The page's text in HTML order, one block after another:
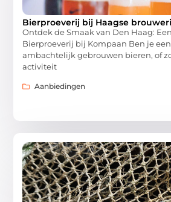
Bierproeverij bij Haagse
Ontdek de Smaak van Den Haag:
Bierproeverij bij Kompaan Ben je
ambachtelijk gebrouwen bieren, of
activiteit
Aanbiedingen